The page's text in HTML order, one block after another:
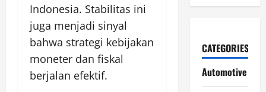
Indonesia. Stabilitas ini
juga menjadi sinyal
bahwa strategi kebijakan
moneter dan fiskal
berjalan efektif.
CATEGORIES
Automotive